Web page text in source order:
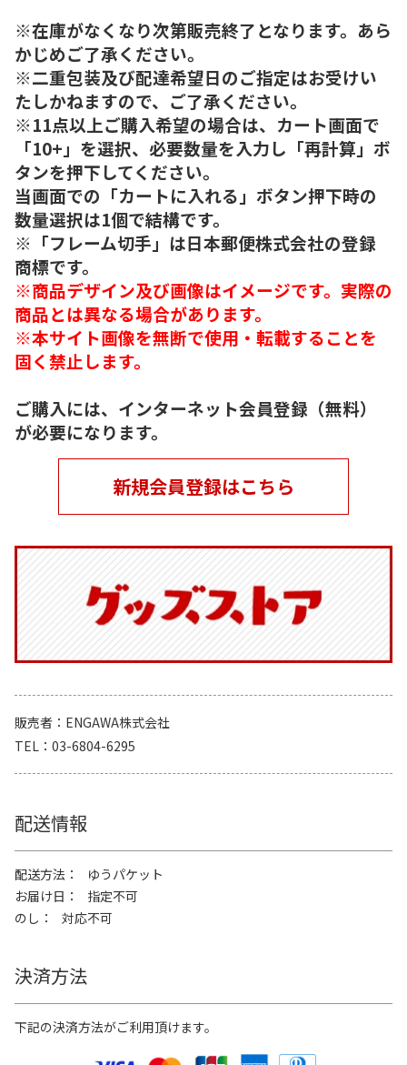
※在庫がなくなり次第販売終了となります。あら
かじめご了承ください。
※二重包装及び配達希望日のご指定はお受けい
たしかねますので、ご了承ください。
※11点以上ご購入希望の場合は、カート画面で
「10+」を選択、必要数量を入力し「再計算」ボ
タンを押下してください。
当画面での「カートに入れる」ボタン押下時の
数量選択は1個で結構です。
※「フレーム切手」は日本郵便株式会社の登録
商標です。
※商品デザイン及び画像はイメージです。実際の
商品とは異なる場合があります。
※本サイト画像を無断で使用・転載することを
固く禁止します。
ご購入には、インターネット会員登録（無料）
が必要になります。
新規会員登録はこちら
販売者
ENGAWA株式会社
TEL
03-6804-6295
配送情報
配送方法
ゆうパケット
お届け日
指定不可
のし
対応不可
決済方法
下記の決済方法がご利用頂けます。